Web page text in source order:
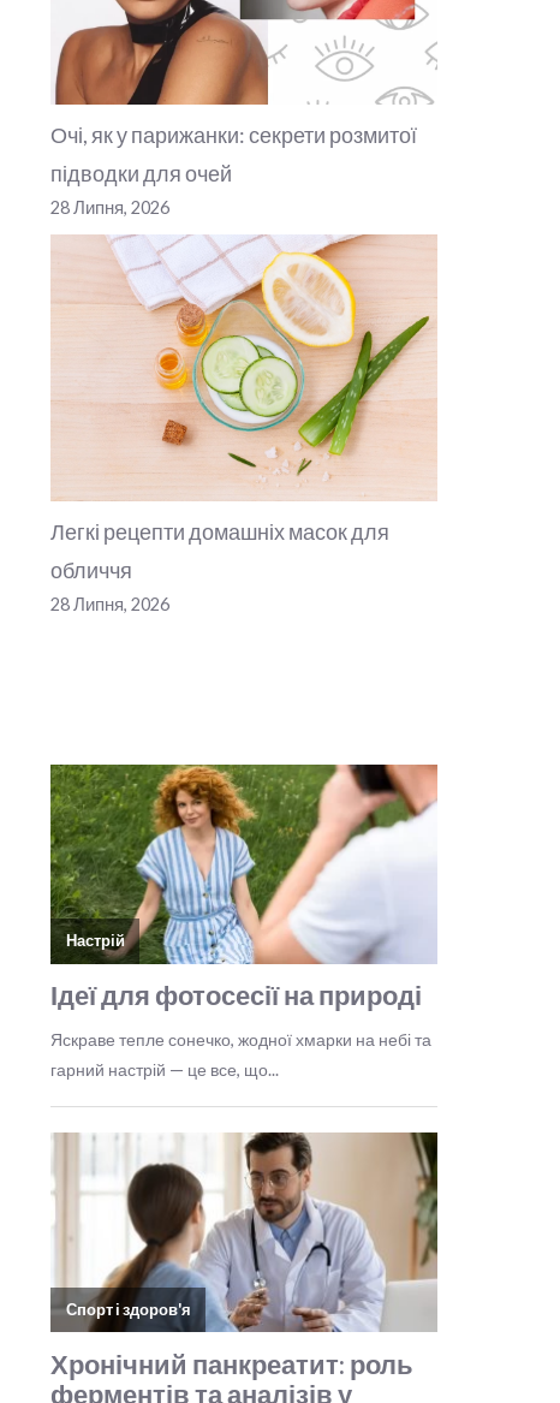
Очі, як у парижанки: секрети розмитої
підводки для очей
28 Липня, 2026
Легкі рецепти домашніх масок для
обличчя
28 Липня, 2026